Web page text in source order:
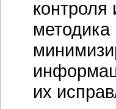
методика
их